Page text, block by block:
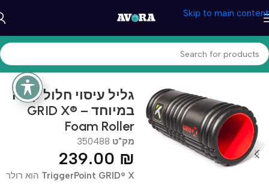
Skip to main content
עמוד הבית/ספורט וכושר/ציוד כושר וספורט
גליל עיסוי חלול קשה
במיוחד – GRID X®
Foam Roller
מק"ט 350488
239.00 ₪
TriggerPoint GRID® X הוא רולר